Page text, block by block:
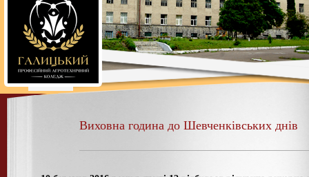
Виховна година до Шевченківських днів